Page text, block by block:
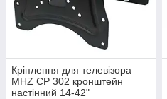
Кріплення для телевізора
MHZ CP 302 кронштейн
настінний 14-42"